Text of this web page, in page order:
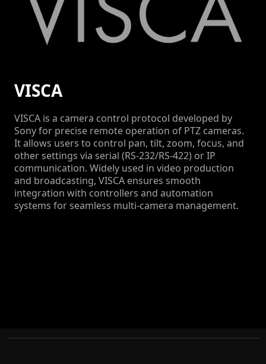
VISCA
VISCA is a camera control protocol developed by
Sony for precise remote operation of PTZ cameras.
It allows users to control pan, tilt, zoom, focus, and
other settings via serial (RS-232/RS-422) or IP
communication. Widely used in video production
and broadcasting, VISCA ensures smooth
integration with controllers and automation
systems for seamless multi-camera management.